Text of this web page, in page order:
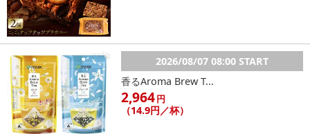
2026/08/07 08:00 START
香るAroma Brew T...
2,964円
（14.9円／杯）